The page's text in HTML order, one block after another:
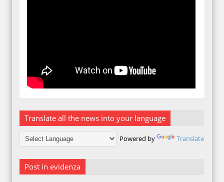
Translate all the news into your language
Powered by Translate
Post in evidenza